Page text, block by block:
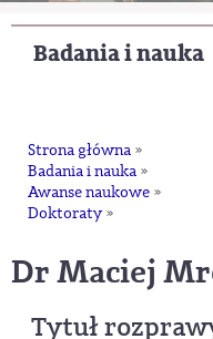
Badania i nauka
Strona główna »
Badania i nauka »
Awanse naukowe »
Doktoraty »
dr Maciej
Tytuł